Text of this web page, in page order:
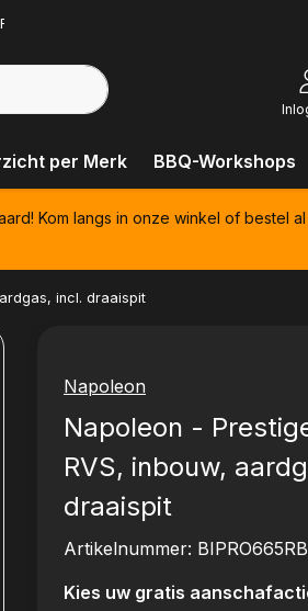
Ruim assortiment!
per Merk BBQ-Workshops
Kom langs in onze winkel of bestel
incl. draaispit
Napoleon
Napoleon -
RVS, inbouw,
draaispit
Artikelnummer:
Kies uw gratis